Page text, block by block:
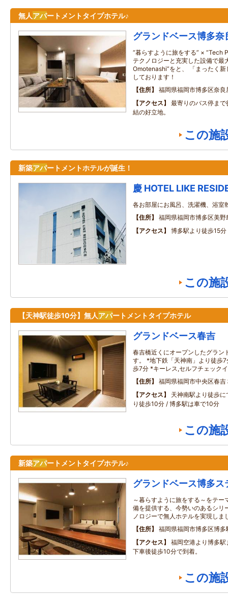
無人アパートメントタイプホテル♪
グランドベース博多奈
“暮らすように旅をする” × “Tech
テクノロジーと充実した設備で最
Omotenashi”をと、 「まったく
しております！
住所
福岡県福岡市博多区奈良
アクセス
最寄りのバス停ま
結の好立地。
この施
新築アパートメントホテルが誕生！
慶 HOTEL LIKE
各お部屋にお風呂、洗濯機、浴室
住所
福岡県福岡市博多区美野
アクセス
博多駅より徒歩15分
この施
【天神駅徒歩10分】無人アパートメントタイプホテル
グランドベース春吉
春吉橋近くにオープンしたグラン
す。 *地下鉄「天神南」より徒歩
歩7分 *キーレス,セルフチェック
住所
福岡県福岡市中央区春
アクセス
天神南駅より徒歩
り徒歩10分 / 博多駅は車で10分
この施
新築アパートメントタイプホテル♪
グランドベース博多ス
～暮らすように旅をする～をテー
備を提供する、今勢いのあるシリ
ノロジーで無人ホテルを実現しま
住所
福岡県福岡市博多区博
アクセス
福岡空港より博多
下車後徒歩10分で到着。
この施